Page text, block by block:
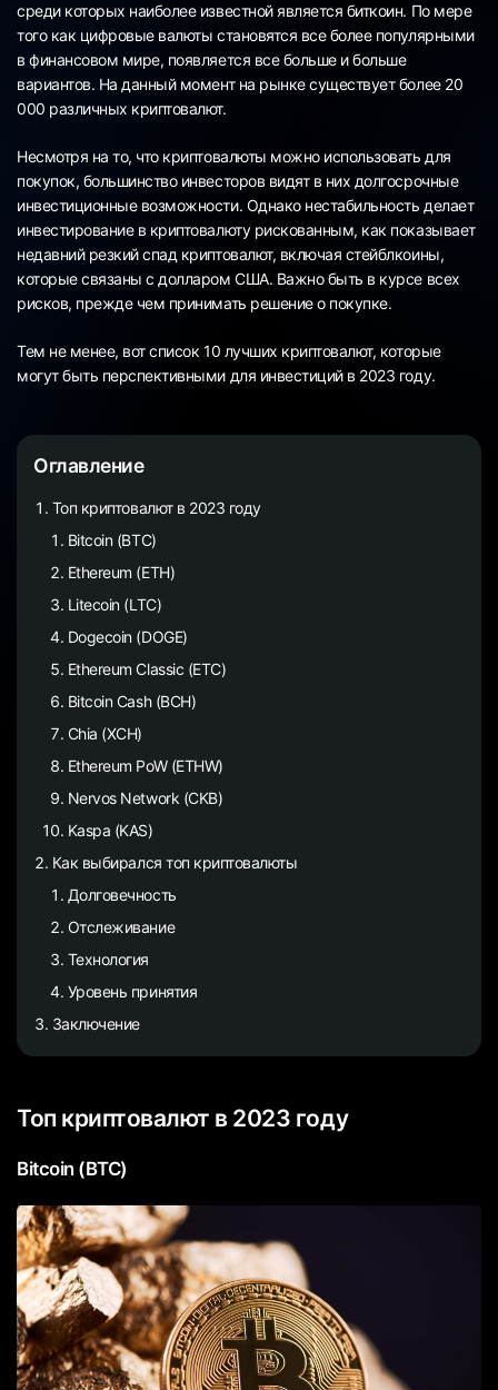
среди которых наиболее известной является биткоин. По мере
того как цифровые валюты становятся все более популярными
в финансовом мире, появляется все больше и больше
вариантов. На данный момент на рынке существует более 20
000 различных криптовалют.
Несмотря на то, что криптовалюты можно использовать для
покупок, большинство инвесторов видят в них долгосрочные
инвестиционные возможности. Однако нестабильность делает
инвестирование в криптовалюту рискованным, как показывает
недавний резкий спад криптовалют, включая стейблкоины,
которые связаны с долларом США. Важно быть в курсе всех
рисков, прежде чем принимать решение о покупке.
Тем не менее, вот список 10 лучших криптовалют, которые
могут быть перспективными для инвестиций в 2023 году.
Оглавление
Топ криптовалют в 2023 году
Bitcoin (BTC)
Ethereum (ETH)
Litecoin (LTC)
Dogecoin (DOGE)
Ethereum Classic (ETC)
Bitcoin Cash (BCH)
Chia (XCH)
Ethereum PoW (ETHW)
Nervos Network (CKB)
Kaspa (KAS)
Как выбирался топ криптовалюты
Долговечность
Отслеживание
Технология
Уровень принятия
Заключение
Топ криптовалют в 2023 году
Bitcoin (BTC)